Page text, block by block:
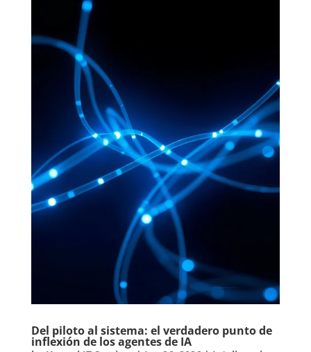
Del piloto al sistema: el verdadero punto de
inflexión de los agentes de IA